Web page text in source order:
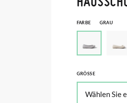
FARBE GRAU
GRÖSSE